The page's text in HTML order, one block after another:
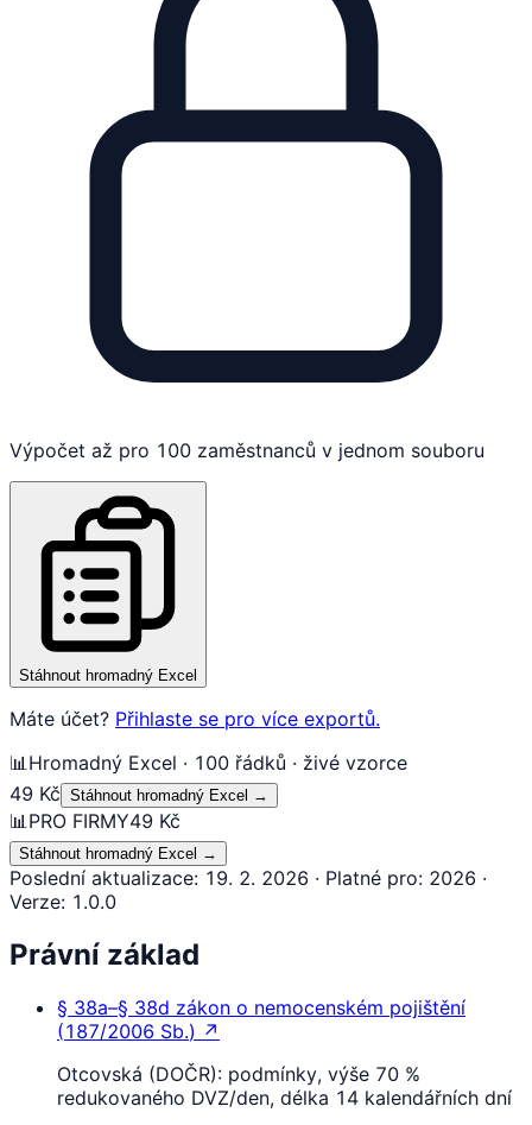
Výpočet až pro 100 zaměstnanců v jednom souboru
Stáhnout hromadný Excel
Máte účet? Přihlaste se pro více exportů.
📊 Hromadný Excel · 100 řádků · živé vzorce
49 Kč Stáhnout hromadný Excel →
📊 PRO FIRMY49 Kč
Stáhnout hromadný Excel →
Poslední aktualizace: 19. 2. 2026 · Platné pro: 2026 ·
Verze: 1.0.0
Právní základ
§ 38a–§ 38d zákon o nemocenském pojištění
(187/2006 Sb.) ↗
Otcovská (DOČR): podmínky, výše 70 %
redukovaného DVZ/den, délka 14 kalendářních dní